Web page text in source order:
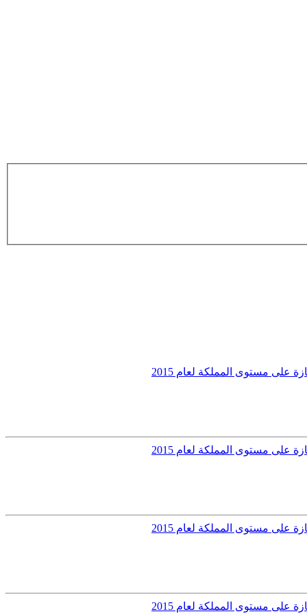
مستوى المملكة لعام 2015
مستوى المملكة لعام 2015
مستوى المملكة لعام 2015
مستوى المملكة لعام 2015